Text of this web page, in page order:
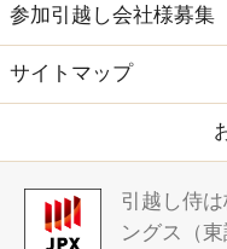
参加引越し会社様募集
サイトマップ
引越し侍
ングス（